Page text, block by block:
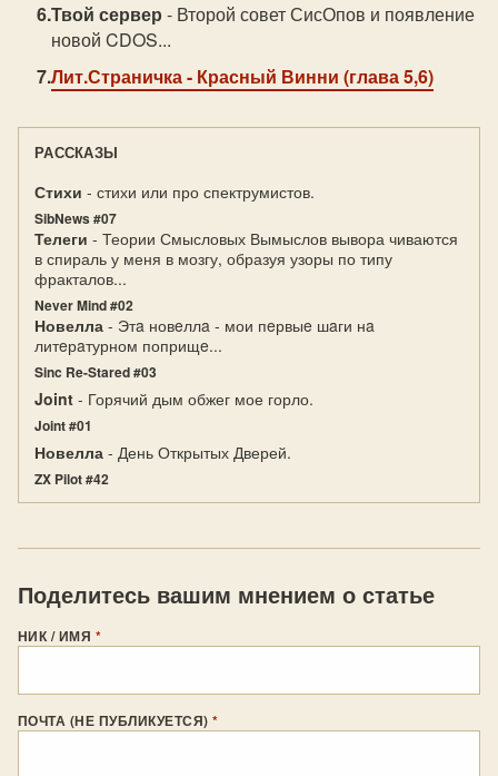
Твой сервер - Второй совет СисОпов и появление
новой CDOS...
Лит.Страничка- Красный Винни (глава 5,6)
РАССКАЗЫ
Стихи - стихи или про спектрумистов.
SibNews #07
Телеги - Теории Смысловых Вымыслов вывора чиваются
в спираль у меня в мозгу, образуя узоры по типу
фракталов...
Never Mind #02
Новелла - Этa новeллa - мои пeрвыe шaги нa
литeрaтурном поприщe...
Sinc Re-Stared #03
Joint - Горячий дым обжег мое горло.
Joint #01
Новелла - День Открытых Дверей.
ZX Pilot #42
Поделитесь вашим мнением о статье
НИК / ИМЯ *
ПОЧТА (НЕ ПУБЛИКУЕТСЯ)*